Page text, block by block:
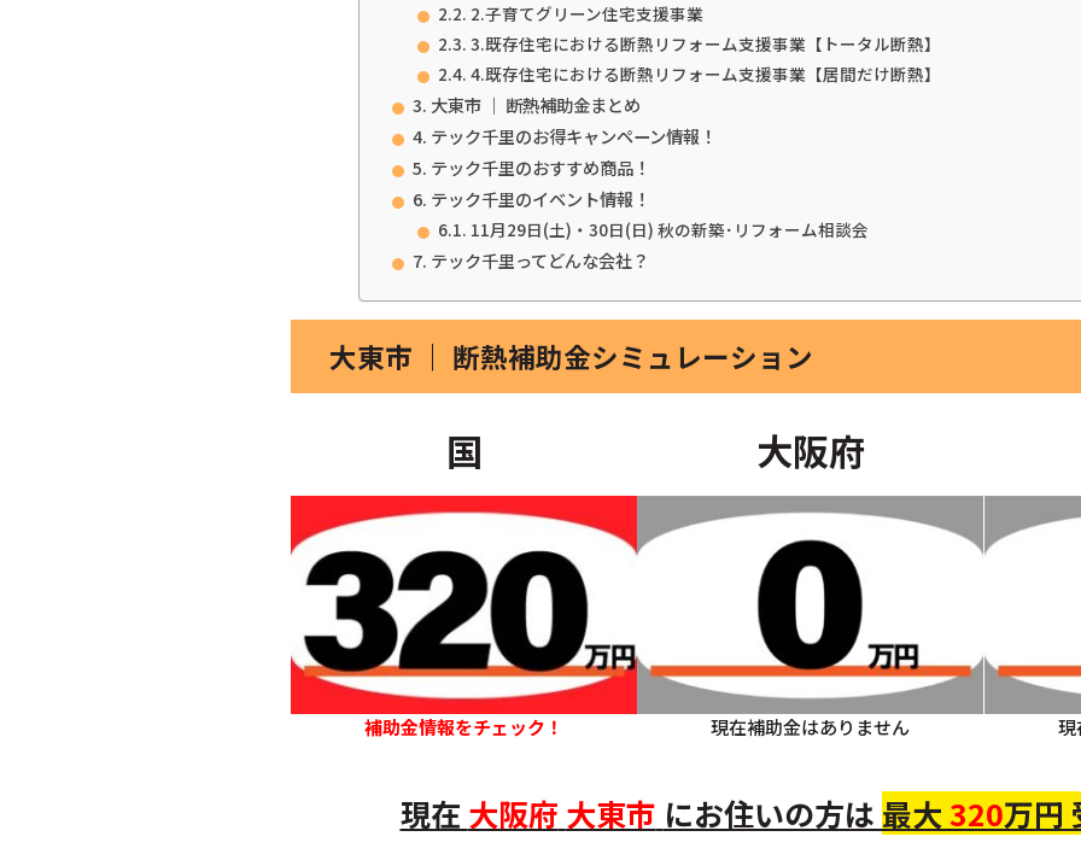
2.子育てグリーン住宅支援事業
3.既存住宅における断熱リフォーム支援事業【トータル断熱】
4.既存住宅における断熱リフォーム支援事業【居間だけ断熱】
大東市 ｜ 断熱補助金まとめ
テック千里のお得キャンペーン情報！
テック千里のおすすめ商品！
テック千里のイベント情報！
11月29日(土)・30日(日) 秋の新築･リフォーム相談会
テック千里ってどんな会社？
大東市 ｜ 断熱補助金シミュレーション
国
補助金情報をチェック！
大阪府
現在補助金はありません 現
現在 大阪府 大東市 にお住いの方は 最大320万円